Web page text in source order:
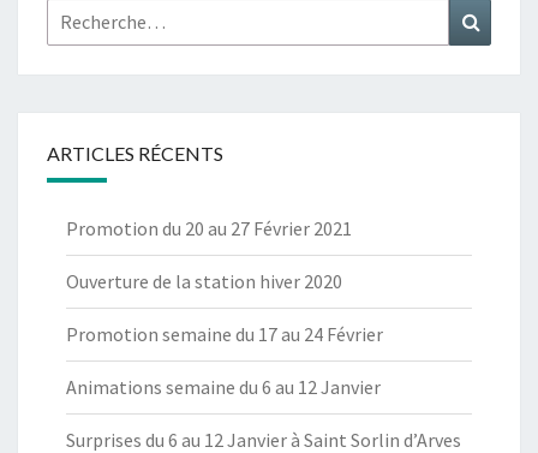
Rechercher :
ARTICLES RÉCENTS
Promotion du 20 au 27 Février 2021
Ouverture de la station hiver 2020
Promotion semaine du 17 au 24 Février
Animations semaine du 6 au 12 Janvier
Surprises du 6 au 12 Janvier à Saint Sorlin d’Arves